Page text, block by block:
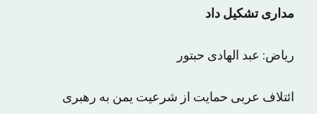
مداری تشکیل داد
ریاض: عبد الهادی حبتور
ائتلاف عربی حمایت از شرعیت یمن به رهبری